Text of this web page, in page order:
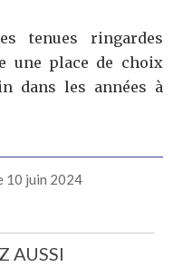
tenues ringardes
une place de choix
dans les années à
10 juin 2024
AUSSI